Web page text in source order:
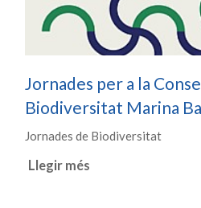
Jornades per a la
Biodiversitat Marina
Jornades de Biodiversitat
Llegir més